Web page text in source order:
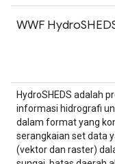
WWF
HydroSHEDS adalah
informasi hidrografi
dalam format yang
serangkaian set data
(vektor dan raster)